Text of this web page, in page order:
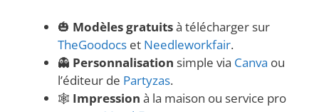
🎃 Modèles gratuitsà télécharger sur
TheGoodocs et Needleworkfair.
👻 Personnalisation simple via Canva ou
l’éditeur de Partyzas.
🕸️ Impression à la maison ou service pro